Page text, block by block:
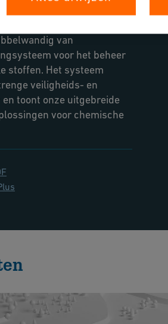
van
voor het beheer
stoffen. Het systeem
veiligheids- en
toont onze uitgebreide
voor chemische